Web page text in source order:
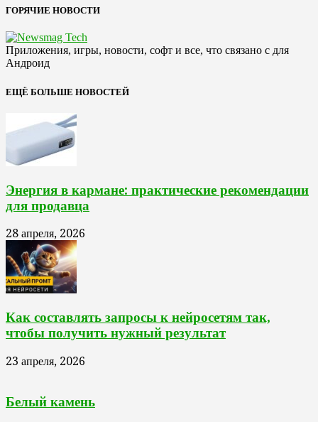
ГОРЯЧИЕ НОВОСТИ
Приложения, игры, новости, софт и все, что связано с для
Андроид
ЕЩЁ БОЛЬШЕ НОВОСТЕЙ
Энергия в кармане: практические рекомендации
для продавца
28 апреля, 2026
Как составлять запросы к нейросетям так,
чтобы получить нужный результат
23 апреля, 2026
Белый камень